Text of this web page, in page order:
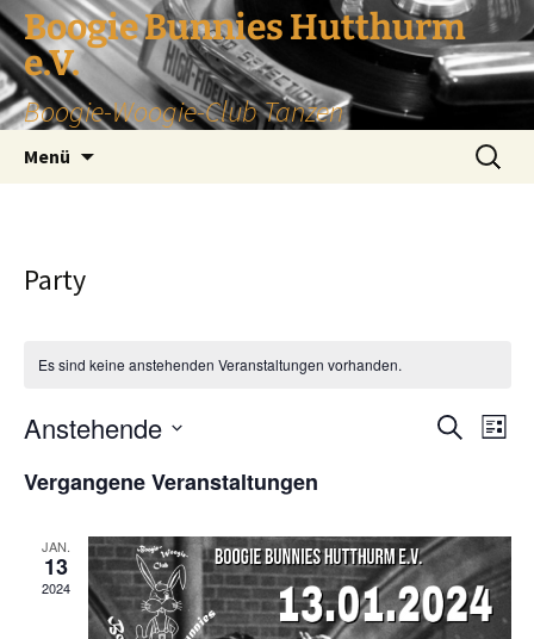
Zum
Inhalt
springen
Boogie Bunnies Hutthurm
e.V.
Boogie-Woogie-Club Tanzen
Menü
Suche
nach:
Party
Es sind keine anstehenden Veranstaltungen vorhanden.
Suche Liste
Anstehende
wählen.
Vergangene Veranstaltungen
JAN.
13
2024